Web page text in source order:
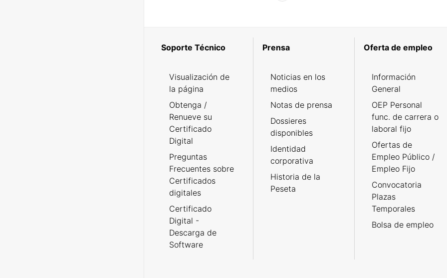
Soporte Técnico
Visualización de
la página
Obtenga /
Renueve su
Certificado
Digital
Preguntas
Frecuentes sobre
Certificados
digitales
Certificado
Digital -
Descarga de
Software
Prensa
Noticias en los
medios
Notas de prensa
Dossieres
disponibles
Identidad
corporativa
Historia de la
Peseta
Oferta de empleo
Información
General
OEP Personal
func. de carrera o
laboral fijo
Ofertas de
Empleo Público /
Empleo Fijo
Convocatoria
Plazas
Temporales
Bolsa de empleo